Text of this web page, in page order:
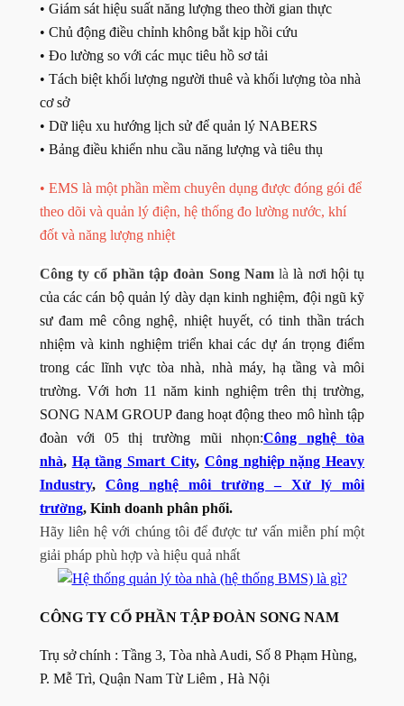
• Giám sát hiệu suất năng lượng theo thời gian thực
• Chủ động điều chỉnh không bắt kịp hồi cứu
• Đo lường so với các mục tiêu hồ sơ tải
• Tách biệt khối lượng người thuê và khối lượng tòa nhà
cơ sở
• Dữ liệu xu hướng lịch sử để quản lý NABERS
• Bảng điều khiển nhu cầu năng lượng và tiêu thụ
• EMS là một phần mềm chuyên dụng được đóng gói để
theo dõi và quản lý điện, hệ thống đo lường nước, khí
đốt và năng lượng nhiệt
Công ty cổ phần tập đoàn Song Namlàlà nơi hội tụ
của các cán bộ quản lý dày dạn kinh nghiệm, đội ngũ kỹ
sư đam mê công nghệ, nhiệt huyết, có tinh thần trách
nhiệm và kinh nghiệm triển khai các dự án trọng điểm
trong các lĩnh vực tòa nhà, nhà máy, hạ tầng và môi
trường. Với hơn 11 năm kinh nghiệm trên thị trường,
SONG NAM GROUP đang hoạt động theo mô hình tập
đoàn với 05 thị trường mũi nhọn:Công nghệ tòa
nhà, Hạ tầng Smart City, Công nghiệp nặng Heavy
Industry, Công nghệ môi trường – Xử lý môi
trường, Kinh doanh phân phối.
Hãy liên hệ với chúng tôi để được tư vấn miễn phí một
giải pháp phù hợp và hiệu quả nhất
CÔNG TY CỔ PHẦN TẬP ĐOÀN SONG NAM
Trụ sở chính : Tầng 3, Tòa nhà Audi, Số 8 Phạm Hùng,
P. Mễ Trì, Quận Nam Từ Liêm , Hà Nội